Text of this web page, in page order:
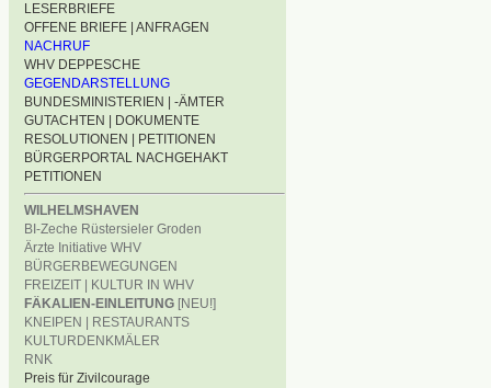
LESERBRIEFE
OFFENE BRIEFE | ANFRAGEN
NACHRUF
WHV DEPPESCHE
GEGENDARSTELLUNG
BUNDESMINISTERIEN | -ÄMTER
GUTACHTEN | DOKUMENTE
RESOLUTIONEN | PETITIONEN
BÜRGERPORTAL NACHGEHAKT
PETITIONEN
WILHELMSHAVEN
BI-Zeche Rüstersieler Groden
Ärzte Initiative WHV
BÜRGERBEWEGUNGEN
FREIZEIT | KULTUR IN WHV
FÄKALIEN-EINLEITUNG [NEU!]
KNEIPEN | RESTAURANTS
KULTURDENKMÄLER
RNK
Preis für Zivilcourage